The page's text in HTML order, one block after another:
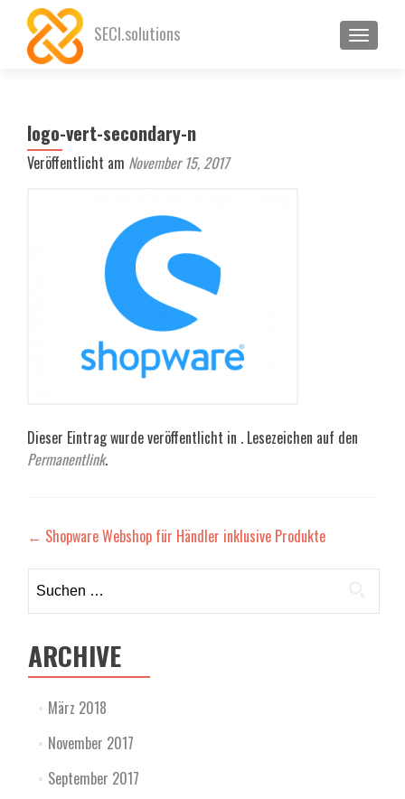
SECI.solutions
logo-vert-secondary-n
Veröffentlicht am November 15, 2017
Dieser Eintrag wurde veröffentlicht in . Lesezeichen auf den
Permanentlink.
Beitragsnavigation
← Shopware Webshop für Händler inklusive Produkte
nach:
ARCHIVE
März 2018
November 2017
September 2017